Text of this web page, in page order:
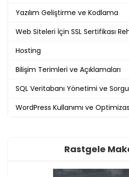
Yazılım Geliştirme ve Kodlama
Web Siteleri İçin SSL Sertifikası
Hosting
Bilişim Terimleri ve Açıklamaları
SQL Veritabanı Yönetimi ve
WordPress Kullanımı ve
Rastgele